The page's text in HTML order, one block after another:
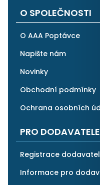
O SPOLEČNOSTI
O AAA Poptávce
Napište nám
Novinky
Obchodní podmínky
Ochrana osobních
PRO DODAVATELE
Registrace
Informace pro